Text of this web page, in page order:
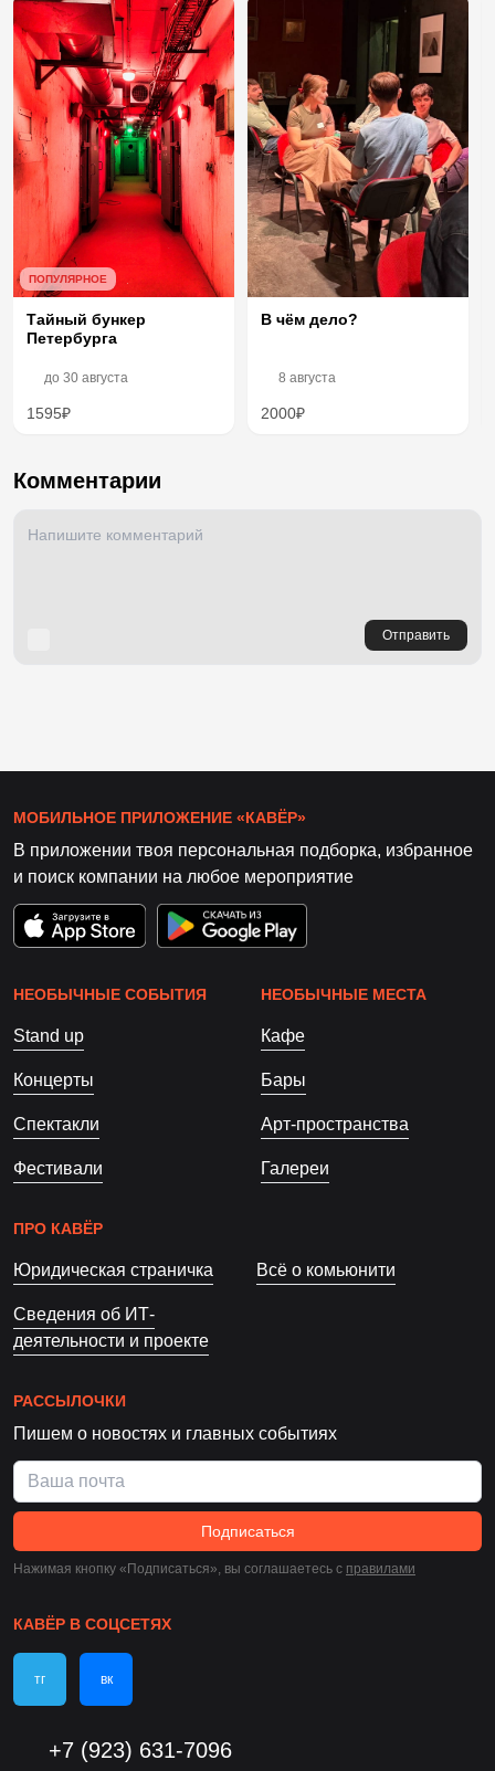
ПОПУЛЯРНОЕ
Тайный бункер
Петербурга
до 30 августа
1595₽
В чём дело?
8 августа
2000₽
Комментарии
Отправить
МОБИЛЬНОЕ ПРИЛОЖЕНИЕ «КАВЁР»
В приложении твоя персональная подборка, избранное
и поиск компании на любое мероприятие
НЕОБЫЧНЫЕ СОБЫТИЯ
Stand up
Концерты
Спектакли
Фестивали
НЕОБЫЧНЫЕ МЕСТА
Кафе
Бары
Арт-пространства
Галереи
ПРО КАВЁР
Юридическая страничка Всё о комьюнити
Сведения об ИТ-
деятельности и проекте
РАССЫЛОЧКИ
Пишем о новостях и главных событиях
Подписаться
Нажимая кнопку «Подписаться», вы соглашаетесь c правилами
КАВЁР В СОЦСЕТЯХ
тг вк
+7 (923) 631-7096